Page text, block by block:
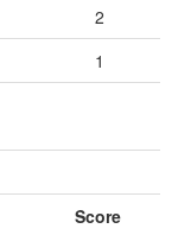
2
1
Score